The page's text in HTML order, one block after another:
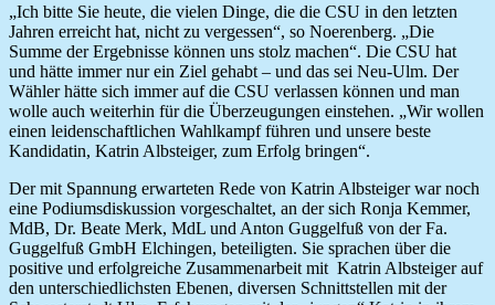
„Ich bitte Sie heute, die vielen Dinge, die die CSU in den letzten
Jahren erreicht hat, nicht zu vergessen“, so Noerenberg. „Die
Summe der Ergebnisse können uns stolz machen“. Die CSU hat
und hätte immer nur ein Ziel gehabt – und das sei Neu-Ulm. Der
Wähler hätte sich immer auf die CSU verlassen können und man
wolle auch weiterhin für die Überzeugungen einstehen. „Wir wollen
einen leidenschaftlichen Wahlkampf führen und unsere beste
Kandidatin, Katrin Albsteiger, zum Erfolg bringen“.
Der mit Spannung erwarteten Rede von Katrin Albsteiger war noch
eine Podiumsdiskussion vorgeschaltet, an der sich Ronja Kemmer,
MdB, Dr. Beate Merk, MdL und Anton Guggelfuß von der Fa.
Guggelfuß GmbH Elchingen, beteiligten. Sie sprachen über die
positive und erfolgreiche Zusammenarbeit mit Katrin Albsteiger auf
den unterschiedlichsten Ebenen, diversen Schnittstellen mit der